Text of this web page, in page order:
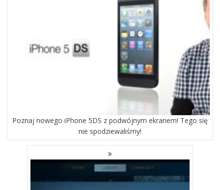
Poznaj nowego iPhone 5DS z podwójnym ekranem! Tego się
nie spodziewaliśmy!